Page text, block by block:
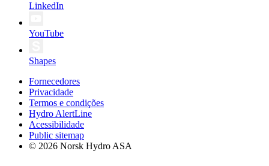
LinkedIn
YouTube
Shapes
Fornecedores
Privacidade
Termos e condições
Hydro AlertLine
Acessibilidade
Public sitemap
© 2026 Norsk Hydro ASA